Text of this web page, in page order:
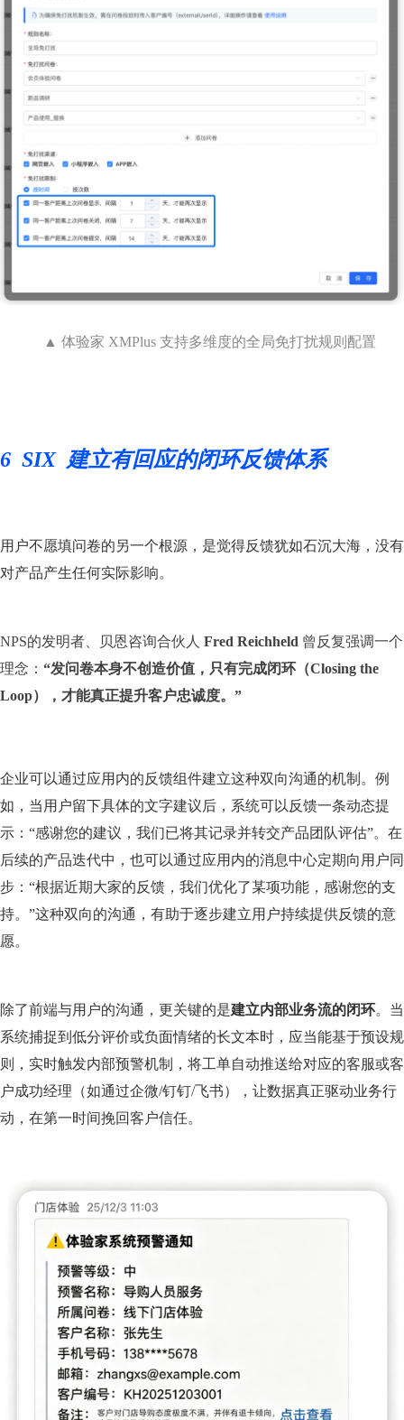
▲ 体验家 XMPlus 支持多维度的全局免打扰规则配置
6 SIX 建立有回应的闭环反馈体系
用户不愿填问卷的另一个根源，是觉得反馈犹如石沉大海，没有
对产品产生任何实际影响。
NPS的发明者、贝恩咨询合伙人 Fred Reichheld 曾反复强调一个
理念： “发问卷本身不创造价值，只有完成闭环（Closing the
Loop），才能真正提升客户忠诚度。”
企业可以通过应用内的反馈组件建立这种双向沟通的机制。例
如，当用户留下具体的文字建议后，系统可以反馈一条动态提
示：“感谢您的建议，我们已将其记录并转交产品团队评估”。在
后续的产品迭代中，也可以通过应用内的消息中心定期向用户同
步：“根据近期大家的反馈，我们优化了某项功能，感谢您的支
持。”这种双向的沟通，有助于逐步建立用户持续提供反馈的意
愿。
除了前端与用户的沟通，更关键的是建立内部业务流的闭环。当
系统捕捉到低分评价或负面情绪的长文本时，应当能基于预设规
则，实时触发内部预警机制，将工单自动推送给对应的客服或客
户成功经理（如通过企微/钉钉/飞书），让数据真正驱动业务行
动，在第一时间挽回客户信任。